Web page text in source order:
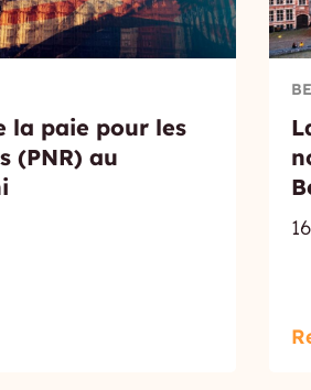
la paie pour les
(PNR) au